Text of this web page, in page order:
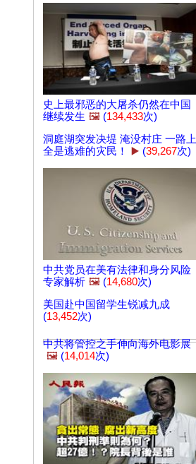
史上最邪恶的大屠杀仍然在中国
继续发生 🖼️ (134,433次)
洞庭湖突发决堤 淹没村庄 一路上
全是逃难的灾民！
▶️ (39,267次)
中共党员在美有法律和身分风险
专家解析 🖼️ (14,680次)
美国赴中国留学生锐减九成
(13,452次)
中共将管控之手伸向海外电影展
🖼️ (14,014次)